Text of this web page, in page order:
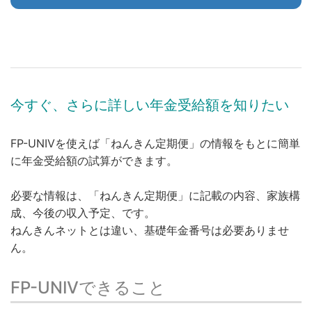
今すぐ、さらに詳しい年金受給額を知りたい
FP-UNIVを使えば「ねんきん定期便」の情報をもとに簡単
に年金受給額の試算ができます。
必要な情報は、「ねんきん定期便」に記載の内容、家族構
成、今後の収入予定、です。
ねんきんネットとは違い、基礎年金番号は必要ありませ
ん。
FP-UNIVできること